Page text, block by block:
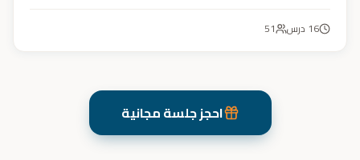
وتربية أبنائنا تربية إيمانية وأخلاقية وعلمية ونفسية واجتماعية.
16 درس 51
احجز جلسة مجانية